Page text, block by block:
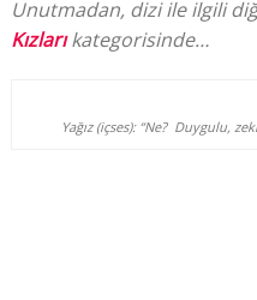
Unutmadan, dizi ile ilgili
Kızlarıkategorisinde…
Yağız (içses): “Ne? Duygulu,